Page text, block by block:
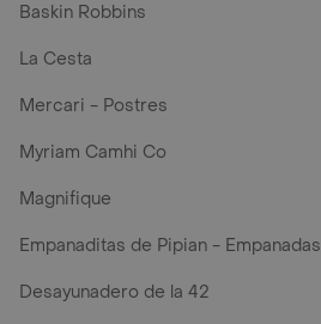
Baskin Robbins
La Cesta
Mercari - Postres
Myriam Camhi Co
Magnifique
Empanaditas de Pipian - Empanadas
Desayunadero de la 42